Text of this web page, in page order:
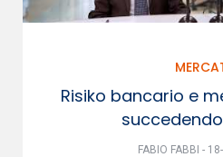
Risiko bancario e
FABIO FABBI -